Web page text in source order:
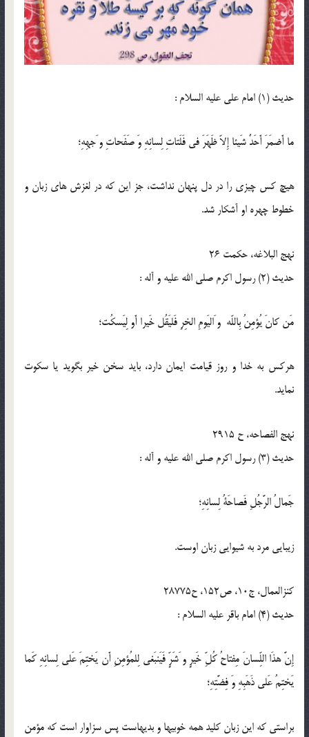
حدیث (1) امام على عليه السلام :
ما أَضمَرَ أَحَدٌ شَيئا إِلاّ ظَهَرَ فى فَلَتاتِ لِسانِهِ وَ صَفَحاتِ و َجهِهِ؛
هيچ كس چيزى را در دل پنهان نداشت، جز اين كه در لغزش هاى زبان و
خطوط چهره او آشكار شد.
نهج البلاغه، حكمت 26
حدیث (2) رسول اكرم صلى الله عليه و آله :
مَن كانَ يُؤمِنُ بِاللّه و َاليَومِ الخِرِ فَليَقُل خَيرا أَو لِيَسكُت؛
هركس به خدا و روز قيامت ايمان دارد، بايد سخن خير بگويد يا سكوت
نمايد.
نهج الفصاحه، ح 2915
حدیث (3) رسول اكرم صلى الله عليه و آله :
جَمالُ الرَّجُلِ فَصاحَةُ لِسانِهِ؛
زيبايى مرد به شيوايى زبان اوست.
كنزالعمال، ج10، ص152، ح28775
حدیث (4) امام باقر عليه السلام :
إِنَّ هذَا اللِّسانَ مِفتاحُ كُلِّ خَيرٍ و َشَرٍّ فَيَنبَغى لِلمُؤمِنِ أَن يَختِمَ عَلى لِسانِهِ كَما
يَختِمُ عَلى ذَهَبِهِ وَ فِضَّتِهِ؛
براستى كه اين زبان كليد همه خوبيها و بديهاست پس سزاوار است كه مؤمن